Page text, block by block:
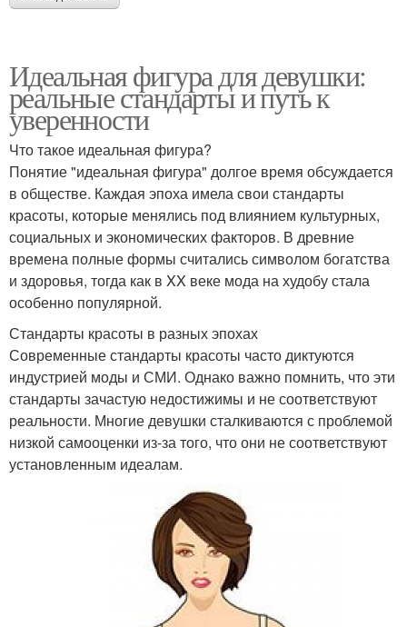
Идеальная фигура для девушки:
реальные стандарты и путь к
уверенности
Что такое идеальная фигура?
Понятие "идеальная фигура" долгое время обсуждается
в обществе. Каждая эпоха имела свои стандарты
красоты, которые менялись под влиянием культурных,
социальных и экономических факторов. В древние
времена полные формы считались символом богатства
и здоровья, тогда как в XX веке мода на худобу стала
особенно популярной.
Стандарты красоты в разных эпохах
Современные стандарты красоты часто диктуются
индустрией моды и СМИ. Однако важно помнить, что эти
стандарты зачастую недостижимы и не соответствуют
реальности. Многие девушки сталкиваются с проблемой
низкой самооценки из-за того, что они не соответствуют
установленным идеалам.